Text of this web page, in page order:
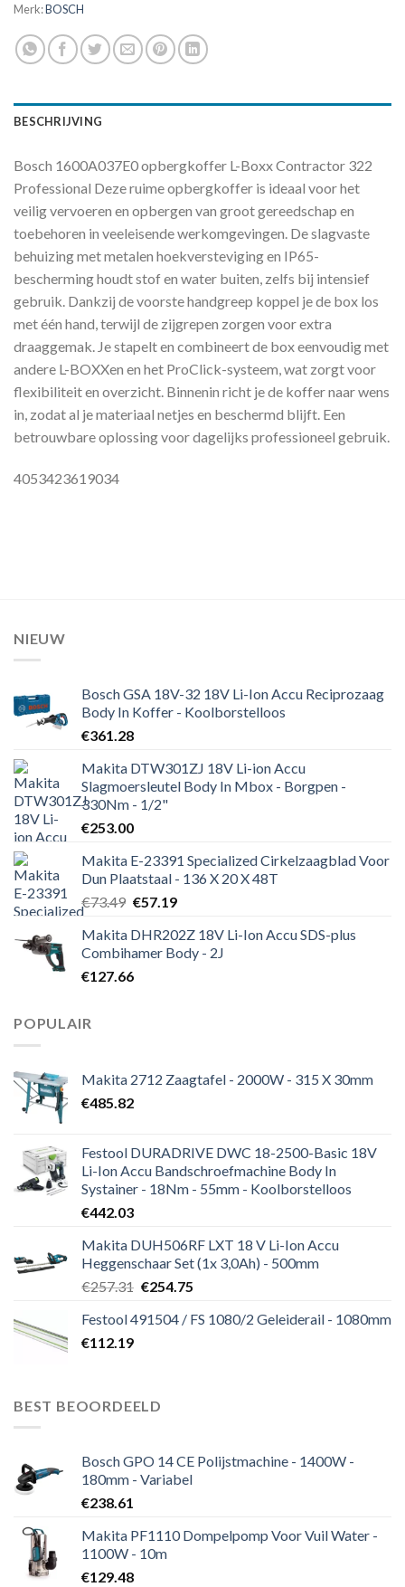
Merk:BOSCH
BESCHRIJVING
Bosch 1600A037E0 opbergkoffer L-Boxx Contractor 322
Professional Deze ruime opbergkoffer is ideaal voor het
veilig vervoeren en opbergen van groot gereedschap en
toebehoren in veeleisende werkomgevingen. De slagvaste
behuizing met metalen hoekversteviging en IP65-
bescherming houdt stof en water buiten, zelfs bij intensief
gebruik. Dankzij de voorste handgreep koppel je de box los
met één hand, terwijl de zijgrepen zorgen voor extra
draaggemak. Je stapelt en combineert de box eenvoudig met
andere L-BOXXen en het ProClick-systeem, wat zorgt voor
flexibiliteit en overzicht. Binnenin richt je de koffer naar wens
in, zodat al je materiaal netjes en beschermd blijft. Een
betrouwbare oplossing voor dagelijks professioneel gebruik.
4053423619034
NIEUW
Bosch GSA 18V-32 18V Li-Ion Accu Reciprozaag
Body In Koffer - Koolborstelloos
€361.28
Makita DTW301ZJ 18V Li-ion Accu
Slagmoersleutel Body In Mbox - Borgpen -
330Nm - 1/2"
€253.00
Makita E-23391 Specialized Cirkelzaagblad Voor
Dun Plaatstaal - 136 X 20 X 48T
€73.49 Oorspronkelijke
was:
€73.49.
€57.19Huidige
is:
€57.19.
Makita DHR202Z 18V Li-Ion Accu SDS-plus
Combihamer Body - 2J
€127.66
POPULAIR
Makita 2712 Zaagtafel - 2000W - 315 X 30mm
€485.82
Festool DURADRIVE DWC 18-2500-Basic 18V
Li-Ion Accu Bandschroefmachine Body In
Systainer - 18Nm - 55mm - Koolborstelloos
€442.03
Makita DUH506RF LXT 18 V Li-Ion Accu
Heggenschaar Set (1x 3,0Ah) - 500mm
€257.31 Oorspronkelijke
was:
€254.75Huidige
is:
Festool 491504 / FS 1080/2 Geleiderail - 1080mm
€112.19
BEST BEOORDEELD
Bosch GPO 14 CE Polijstmachine - 1400W -
180mm - Variabel
€238.61
Makita PF1110 Dompelpomp Voor Vuil Water -
1100W - 10m
€129.48